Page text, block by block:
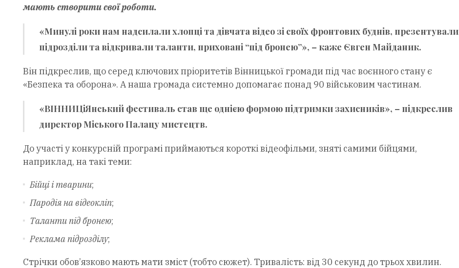
мають створити свої роботи.
«Минулі роки нам надсилали хлопці та дівчата відео зі своїх фронтових буднів, презентували
підрозділи та відкривали таланти, приховані “під бронею”», – каже Євген Майданик.
Він підкреслив, що серед ключових пріоритетів Вінницької громади під час воєнного стану є
«Безпека та оборона». А наша громада системно допомагає понад 90 військовим частинам.
«ВІННИЦіЯнський фестиваль став ще однією формою підтримки захисників», – підкреслив
директор Міського Палацу мистецтв.
До участі у конкурсній програмі приймаються короткі відеофільми, зняті самими бійцями,
наприклад, на такі теми:
Бійці і тварини;
Пародія на відеокліп;
Таланти під бронею;
Реклама підрозділу;
Стрічки обов’язково мають мати зміст (тобто сюжет). Тривалість: від 30 секунд до трьох хвилин.